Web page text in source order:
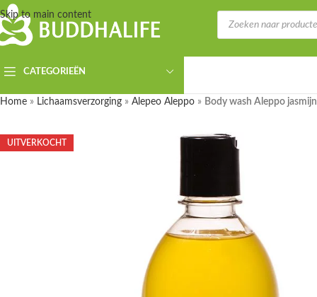
Skip to main content
CATEGORIEËN
Home » Lichaamsverzorging » Alepeo Aleppo » Body wash Aleppo
UITVERKOCHT